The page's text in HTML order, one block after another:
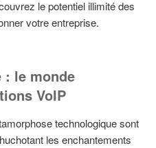
le potentiel illimité des
votre entreprise.
: le monde
VoIP
technologique sont
les enchantements